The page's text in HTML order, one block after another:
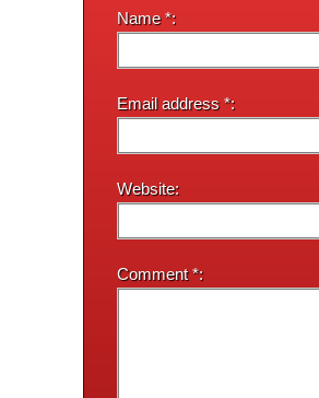
Name *:
Email address *:
Website:
Comment *: